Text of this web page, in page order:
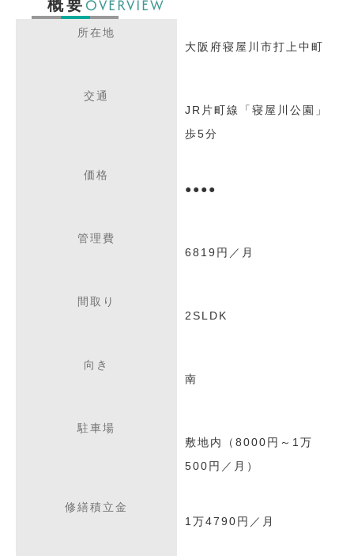
概要OVERVIEW
所在地
大阪府寝屋川市打上中町
交通
JR片町線「寝屋川公園」
歩5分
価格
●●●●
管理費
6819円／月
間取り
2SLDK
向き
南
駐車場
敷地内（8000円～1万
500円／月）
修繕積立金
1万4790円／月